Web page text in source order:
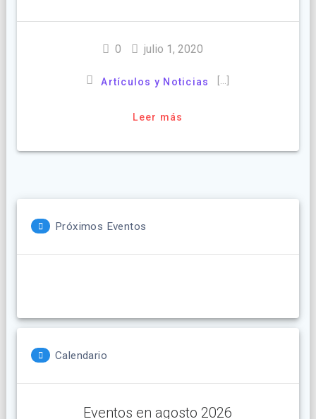
0 julio 1, 2020
Artículos y Noticias […]
Leer más
Próximos Eventos
Calendario
Eventos en agosto 2026